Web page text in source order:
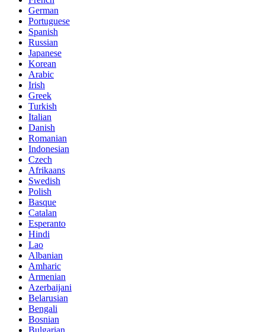
German
Portuguese
Spanish
Russian
Japanese
Korean
Arabic
Irish
Greek
Turkish
Italian
Danish
Romanian
Indonesian
Czech
Afrikaans
Swedish
Polish
Basque
Catalan
Esperanto
Hindi
Lao
Albanian
Amharic
Armenian
Azerbaijani
Belarusian
Bengali
Bosnian